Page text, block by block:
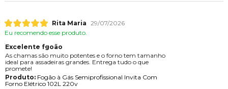
Rita Maria 29/07/2026
Eu recomendo esse produto.
Excelente fgoão
As chamas são muito potentes e o forno tem tamanho
ideal para assadeiras grandes. Entrega tudo o que
promete!
Produto:Fogão à Gás Semiprofissional Invita Com
Forno Elétrico 102L 220v